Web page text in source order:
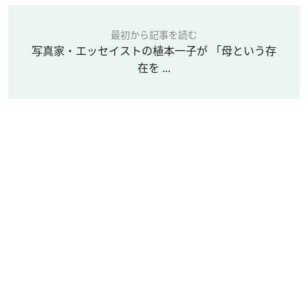
最初から記事を読む
写真家・エッセイストの植本一子が 「母という存
在を ...